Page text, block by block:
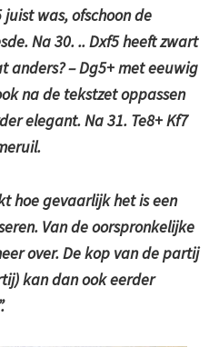
was, ofschoon de
Na 30. .. Dxf5 heeft zwart
anders? – Dg5+ met eeuwig
na de tekstzet oppassen
elegant. Na 31. Te8+ Kf7
hoe gevaarlijk het is een
Van de oorspronkelijke
over. De kop van de partij
kan dan ook eerder